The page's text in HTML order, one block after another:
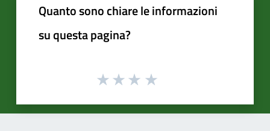
Quanto sono chiare le informazioni
su questa pagina?